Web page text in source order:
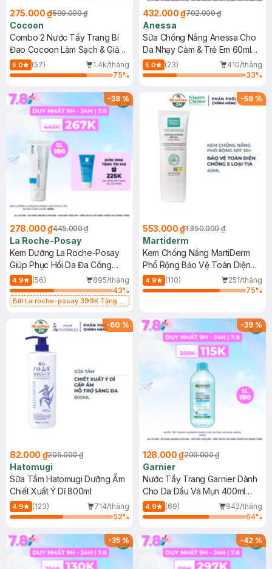
275.000 ₫590.000 ₫
Cocoon
Combo 2 Nước Tẩy Trang Bí
Đao Cocoon Làm Sạch & Giảm
Dầu 500ml
5.0 (57)
1.4k/tháng
75%
432.000 ₫702.000 ₫
Anessa
Sữa Chống Nắng Anessa Cho
Da Nhạy Cảm & Trẻ Em 60ml
(Mới)
5.0 (23)
410/tháng
33%
-38%
278.000 ₫445.000 ₫
La Roche-Posay
Kem Dưỡng La Roche-Posay
Giúp Phục Hồi Da Đa Công
Dụng 40ml
4.9 (56)
895/tháng
43%
Bill La roche-posay 399K Tặng
(SL có hạn)
-59 %
553.000 ₫1.350.000 ₫
Martiderm
Kem Chống Nắng MartiDerm
Phổ Rộng Bảo Vệ Toàn Diện
40ml
4.9 (110)
251/tháng
75%
-60 %
82.000 ₫205.000 ₫
Hatomugi
Sữa Tắm Hatomugi Dưỡng Ẩm
Chiết Xuất Ý Dĩ 800ml
4.9 (123)
714/tháng
52%
-39%
128.000 ₫209.000 ₫
Garnier
Nước Tẩy Trang Garnier Dành
Cho Da Dầu Và Mụn 400ml
(Mới)
4.9 (69)
942/tháng
64%
-35% -42%